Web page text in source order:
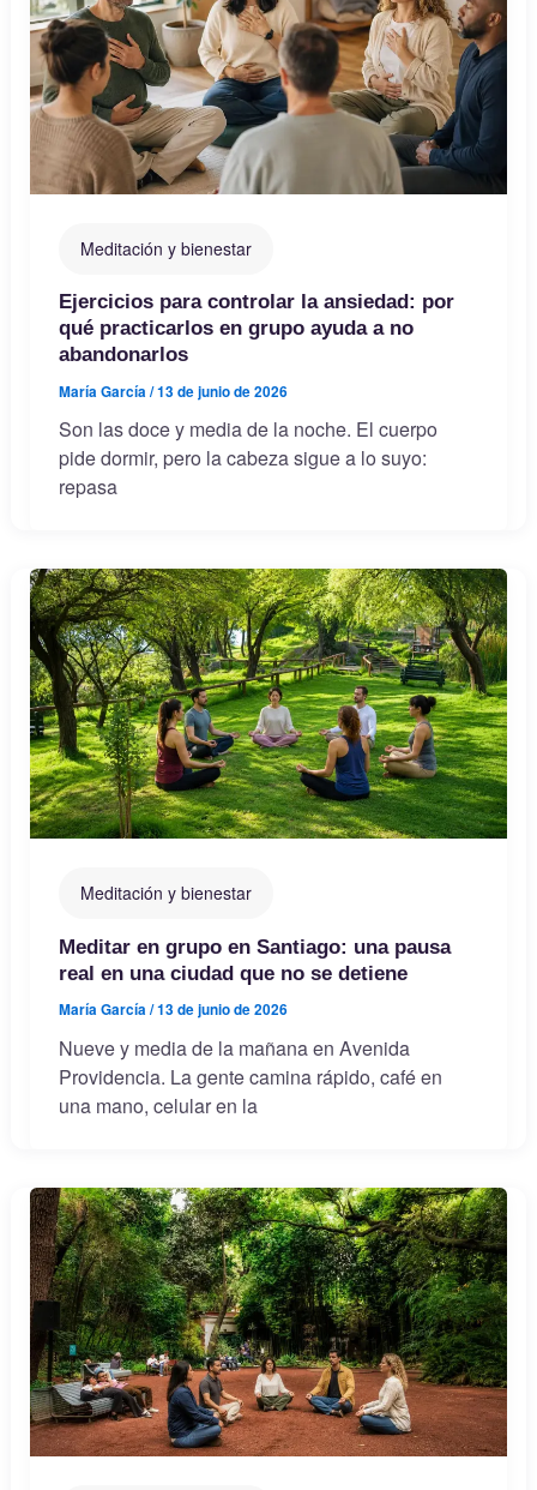
Meditación y bienestar
Ejercicios para controlar la ansiedad: por
qué practicarlos en grupo ayuda a no
abandonarlos
María García /13 de junio de 2026
Son las doce y media de la noche. El cuerpo
pide dormir, pero la cabeza sigue a lo suyo:
repasa
Meditación y bienestar
Meditar en grupo en Santiago: una pausa
real en una ciudad que no se detiene
María García /13 de junio de 2026
Nueve y media de la mañana en Avenida
Providencia. La gente camina rápido, café en
una mano, celular en la